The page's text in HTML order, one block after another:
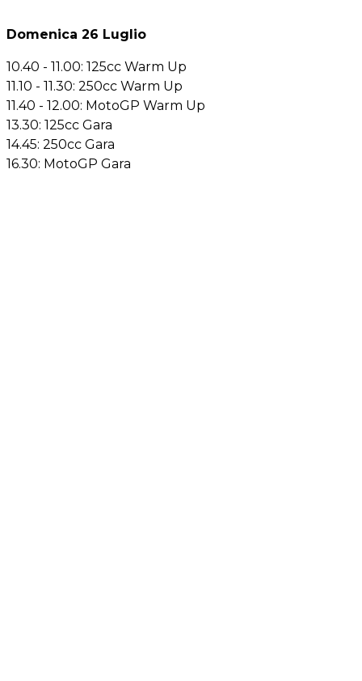
Domenica 26 Luglio
10.40 - 11.00: 125cc Warm Up
11.10 - 11.30: 250cc Warm Up
11.40 - 12.00: MotoGP Warm Up
13.30: 125cc Gara
14.45: 250cc Gara
16.30: MotoGP Gara